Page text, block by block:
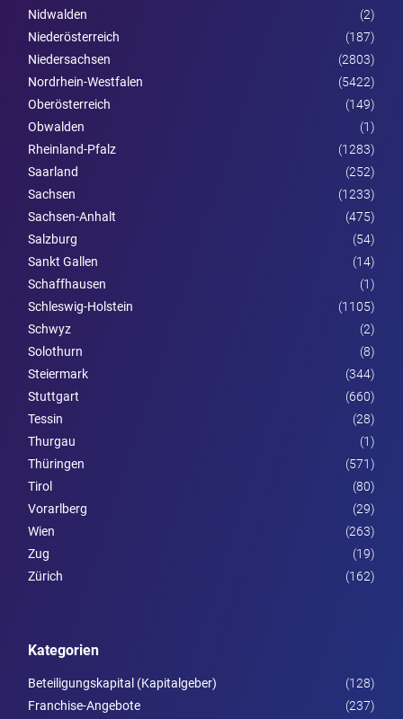
Nidwalden
(2)
Nieder­österreich
(187)
Niedersachsen
(2803)
Nordrhein-Westfalen
(5422)
Ober­österreich
(149)
Obwalden
(1)
Rheinland-Pfalz
(1283)
Saarland
(252)
Sachsen
(1233)
Sachsen-Anhalt
(475)
Salzburg
(54)
Sankt Gallen
(14)
Schaffhausen
(1)
Schleswig-Holstein
(1105)
Schwyz
(2)
Solothurn
(8)
Steier­mark
(344)
Stuttgart
(660)
Tessin
(28)
Thurgau
(1)
Thüringen
(571)
Tirol
(80)
Vorarl­berg
(29)
Wien
(263)
Zug
(19)
Zürich
(162)
Kategorien
Beteiligungskapital (Kapitalgeber)
(128)
Franchise-Angebote
(237)